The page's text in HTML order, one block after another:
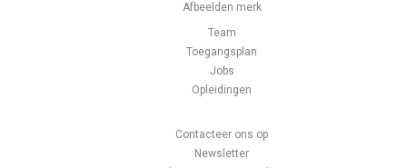
Afbeelden merk
Team
Toegangsplan
Jobs
Opleidingen
Contacteer ons op
Newsletter